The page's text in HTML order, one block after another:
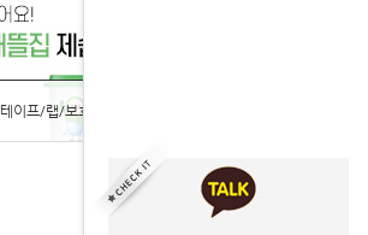
테이프/랩/보호구
건축자재/인테리어